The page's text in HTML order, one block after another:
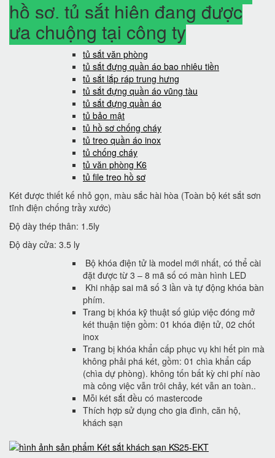
hồ sơ, tủ sắt hiện đang được
ưa chuộng tại công ty
tủ sắt văn phòng
tủ sắt đựng quần áo bao nhiêu tiền
tủ sắt lắp ráp trung hưng
tủ sắt đựng quần áo vũng tàu
tủ sắt đựng quần áo
tủ bảo mật
tủ hồ sơ chống cháy
tủ treo quần áo inox
tủ chống cháy
tủ văn phòng K6
tủ file treo hồ sơ
Két được thiết kế nhỏ gọn, màu sắc hài hòa (Toàn bộ két sắt sơn
tĩnh điện chống trầy xước)
Độ dày thép thân: 1.5ly
Độ dày cửa: 3.5 ly
Bộ khóa điện tử là model mới nhất, có thể cài
đặt được từ 3 – 8 mã số có màn hình LED
Khi nhập sai mã số 3 lần và tự động khóa bàn
phím.
Trang bị khóa kỹ thuật số giúp việc đóng mở
két thuận tiện gồm: 01 khóa điện tử, 02 chốt
inox
Trang bị khóa khẩn cấp phục vụ khi hết pin mà
không phải phá két, gồm: 01 chìa khẩn cấp
(chìa dự phòng). không tốn bất kỳ chi phí nào
mà công việc vẫn trôi chảy, két vẫn an toàn..
Mỗi két sắt đều có mastercode
Thích hợp sử dụng cho gia đình, căn hộ,
khách sạn